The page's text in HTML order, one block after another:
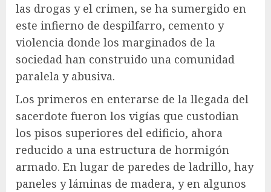
las drogas y el crimen, se ha sumergido en
este infierno de despilfarro, cemento y
violencia donde los marginados de la
sociedad han construido una comunidad
paralela y abusiva.
Los primeros en enterarse de la llegada del
sacerdote fueron los vigías que custodian
los pisos superiores del edificio, ahora
reducido a una estructura de hormigón
armado. En lugar de paredes de ladrillo, hay
paneles y láminas de madera, y en algunos